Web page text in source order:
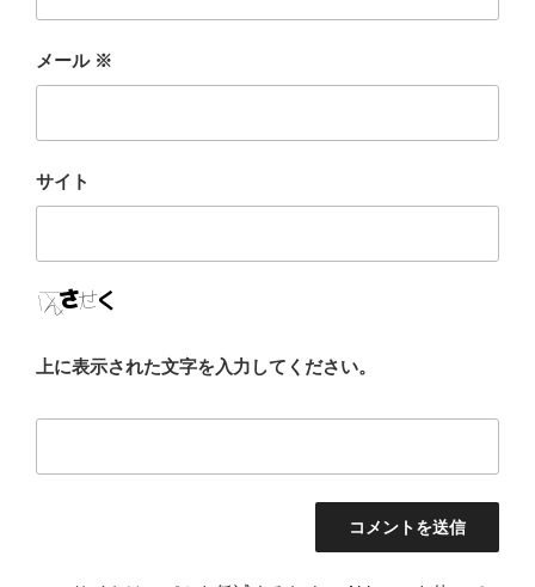
メール ※
サイト
上に表示された文字を入力してください。